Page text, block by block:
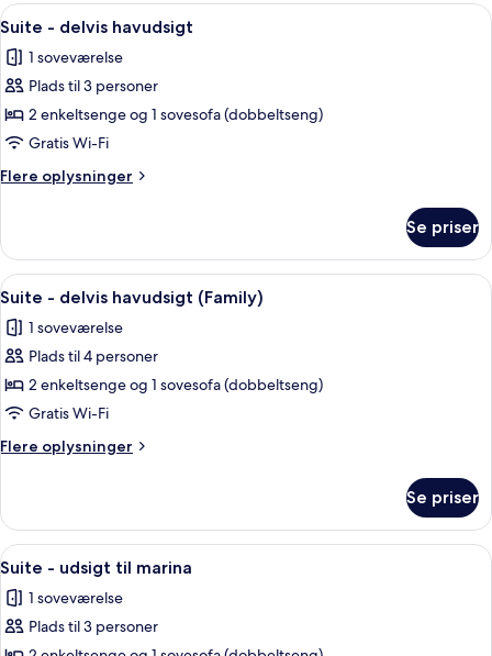
Indlæs
alle
billeder
af
Suite
-
delvis
havudsigt
Et hotelværelse med balkon,
6
Suite - delvis havudsigt
1 soveværelse
Plads til 3 personer
2 enkeltsenge og 1 sovesofa (dobbeltseng)
Gratis Wi-Fi
Flere oplysninger
Flere
-
delvis
havudsigt
Se priser
Indlæs
alle
billeder
af
Suite
-
delvis
havudsigt
Et hotelværelse med balkon,
6
Suite - delvis havudsigt (Family)
1 soveværelse
Plads til 4 personer
2 enkeltsenge og 1 sovesofa (dobbeltseng)
Gratis Wi-Fi
Flere oplysninger
Flere
-
delvis
havudsigt
Se priser
Indlæs
alle
billeder
af
Et hotelværelse med seng, fjernsyn,
5
Suite - udsigt til marina
1 soveværelse
Plads til 3 personer